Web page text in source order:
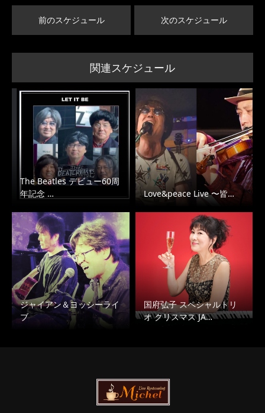
前のスケジュール 次のスケジュール
関連スケジュール
The Beatles デビュー60周
年記念 …
Love&peace Live 〜皆…
ジャイアン＆ヨッシーライ
ブ
国府弘子 スペシャルトリ
オ クリスマス JA…